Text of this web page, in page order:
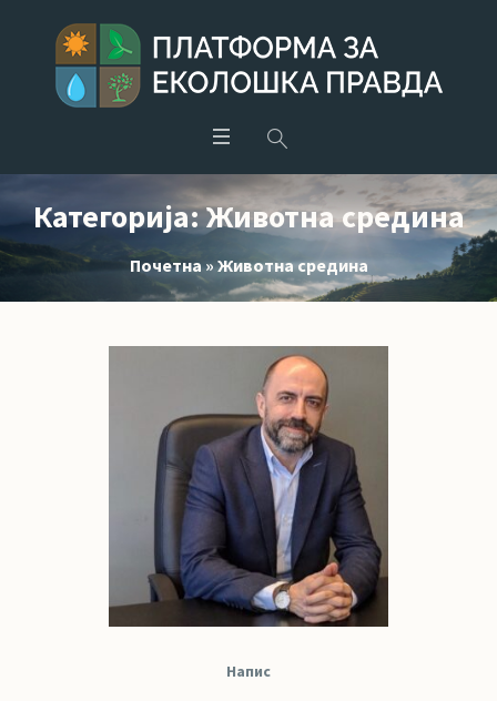
Категорија:Животна средина
Почетна»Животна средина
Напис